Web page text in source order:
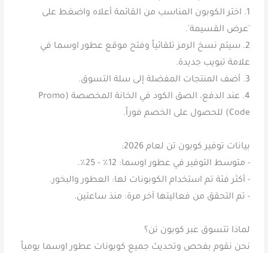
1. اختر الكوبون المناسب من القائمة أعلاه واضغط على
2. سيتم نسخ الرمز تلقائياً وفتح موقع عطور اوسما في
4. عند الدفع، الصق الكود في الخانة المخصصة (Promo
نحن نقوم بفحص وتحديث جميع كوبونات عطور اوسما يومياً